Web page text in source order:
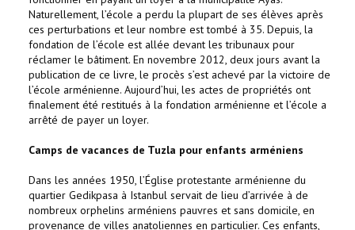
Naturellement, l’école a perdu la plupart de ses élèves après
ces perturbations et leur nombre est tombé à 35. Depuis, la
fondation de l’école est allée devant les tribunaux pour
réclamer le bâtiment. En novembre 2012, deux jours avant la
publication de ce livre, le procès s’est achevé par la victoire de
l’école arménienne. Aujourd’hui, les actes de propriétés ont
finalement été restitués à la fondation arménienne et l’école a
arrêté de payer un loyer.
Camps de vacances de Tuzla pour enfants arméniens
Dans les années 1950, l’Église protestante arménienne du
quartier Gedikpasa à Istanbul servait de lieu d’arrivée à de
nombreux orphelins arméniens pauvres et sans domicile, en
provenance de villes anatoliennes en particulier. Ces enfants,